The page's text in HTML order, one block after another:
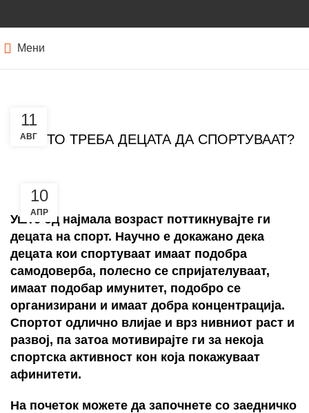
Мени
ЗОШТО ТРЕБА ДЕЦАТА ДА СПОРТУВААТ?
10
АПР
Уште од најмала возраст поттикнувајте ги
децата на спорт. Научно е докажано дека
децата кои спортуваат имаат подобра
самодоверба, полесно се спријателуваат,
имаат подобар имунитет, подобро се
организирани и имаат добра концентрација.
Спортот одлично влијае и врз нивниот раст и
развој, па затоа мотивирајте ги за некоја
спортска активност кон која покажуваат
афинитети.
На почеток можете да започнете со заедничко
11
АВГ